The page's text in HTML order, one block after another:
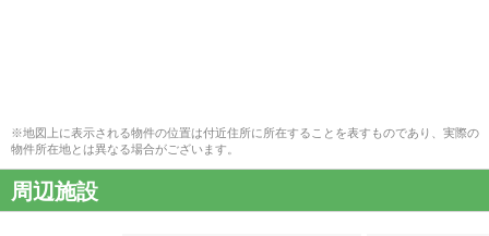
※地図上に表示される物件の位置は付近住所に所在することを表すものであり、実際の
物件所在地とは異なる場合がございます。
周辺施設